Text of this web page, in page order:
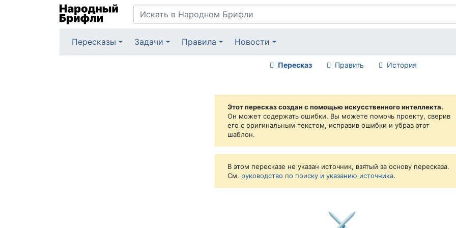
Пересказы Задачи Правила Новости
Пересказ Править История
Этот пересказ создан с помощью искусственного интеллекта.
Он может содержать ошибки. Вы можете помочь проекту, сверив
его с оригинальным текстом, исправив ошибки и убрав этот
шаблон.
В этом пересказе не указан источник, взятый за основу пересказа.
См. руководство по поиску и указанию источника.